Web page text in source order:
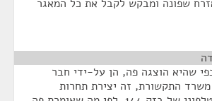
שפונה ומבקש לקבל את כל המאגר
שהיא הוצגה פה, הן על-ידי חבר
התקשורת, זה יצירת תחרות